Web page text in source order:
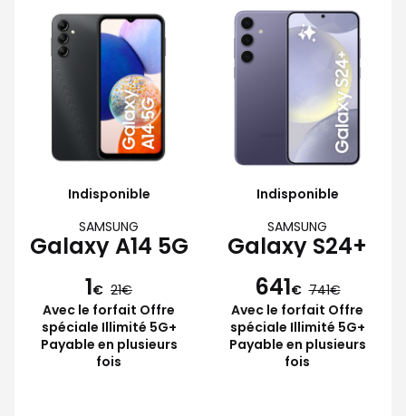
Indisponible
SAMSUNG
Galaxy A14 5G
1€ 21
Avec le forfait Offre
spéciale Illimité 5G+
Payable en plusieurs
fois
Indisponible
SAMSUNG
Galaxy S24+
641€ 741
Avec le forfait Offre
spéciale Illimité 5G+
Payable en plusieurs
fois